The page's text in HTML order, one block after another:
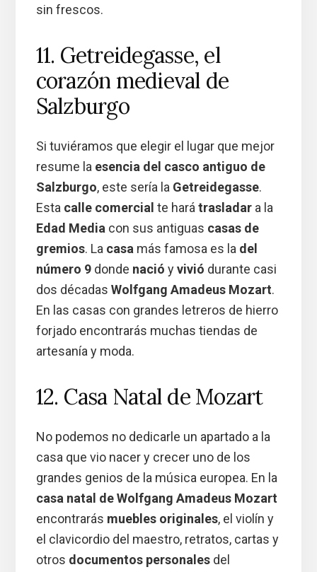
sin frescos.
11. Getreidegasse, el
corazón medieval de
Salzburgo
Si tuviéramos que elegir el lugar que mejor
resume la esencia del casco antiguo de
Salzburgo, este sería la Getreidegasse.
Esta calle comercial te harátrasladara la
Edad Mediacon sus antiguas casas de
gremios. La casamás famosa es la del
número 9donde nació yvivió durante casi
dos décadas Wolfgang Amadeus Mozart.
En las casas con grandes letreros de hierro
forjado encontrarás muchas tiendas de
artesanía y moda.
12. Casa Natal de Mozart
No podemos no dedicarle un apartado a la
casa que vio nacer y crecer uno de los
grandes genios de la música europea. En la
casa natal de Wolfgang Amadeus Mozart
encontrarás muebles originales, el violín y
el clavicordio del maestro, retratos, cartas y
otros documentos personales del